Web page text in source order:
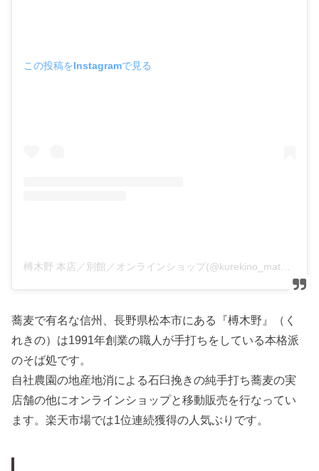
この投稿をInstagramで見る
蕎麦で有名な信州、長野県松本市にある『榑木野』（く
れきの）は1991年創業の職人が手打ちをしている本格派
のそば処です。
自社農園の地産地消による石臼挽きの純手打ち蕎麦の実
店舗の他にオンラインショップと移動販売を行なってい
ます。楽天市場では1位連続獲得の人気ぶりです。